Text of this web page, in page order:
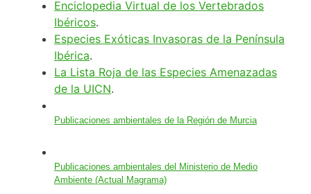
Enciclopedia Virtual de los Vertebrados
Ibéricos.
Especies Exóticas Invasoras de la Península
Ibérica.
La Lista Roja de las Especies Amenazadas
de la UICN.
Publicaciones ambientales de la Región de Murcia
Publicaciones ambientales del Ministerio de Medio
Ambiente (Actual Magrama)